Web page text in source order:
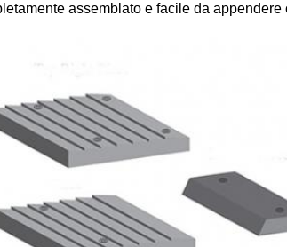
assemblato e facile da